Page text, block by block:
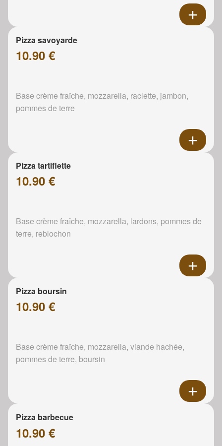
Pizza savoyarde
10.90 €
Base crème fraîche, mozzarella, raclette, jambon,
pommes de terre
Pizza tartiflette
10.90 €
Base crème fraîche, mozzarella, lardons, pommes de
terre, reblochon
Pizza boursin
10.90 €
Base crème fraîche, mozzarella, viande hachée,
pommes de terre, boursin
Pizza barbecue
10.90 €